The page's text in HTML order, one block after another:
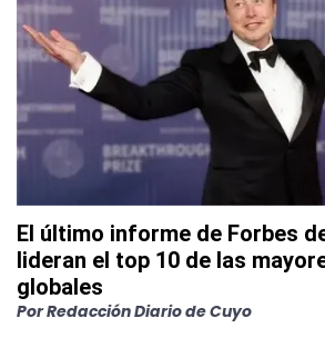
El último informe de Forbes
lideran el top 10 de las
globales
PorRedacción Diario de Cuyo